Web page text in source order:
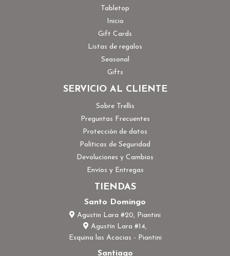
Tabletop
Inicio
Gift Cards
Listas de regalos
Seasonal
Gifts
SERVICIO AL CLIENTE
Sobre Trellis
Preguntas Frecuentes
Protección de datos
Políticas de Seguridad
Devoluciones y Cambios
Envíos y Entregas
TIENDAS
Santo Domingo
Agustin Lara #20, Piantini
Agustín Lara #14,
Esquina las Acacias - Piantini
Santiago